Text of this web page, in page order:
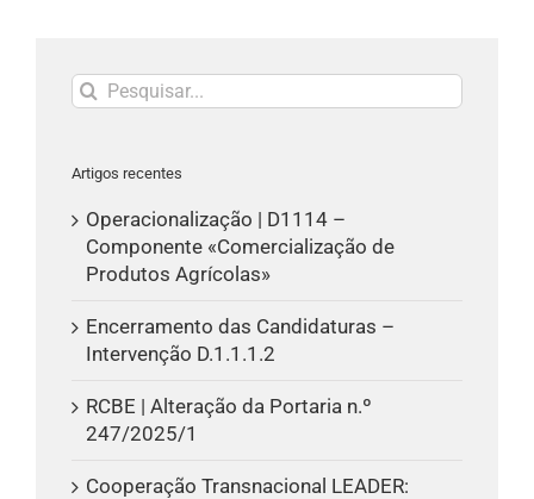
Pesquisar
Artigos recentes
Operacionalização | D1114 –
Componente «Comercialização de
Produtos Agrícolas»
Encerramento das Candidaturas –
Intervenção D.1.1.1.2
RCBE | Alteração da Portaria n.º
247/2025/1
Cooperação Transnacional LEADER: